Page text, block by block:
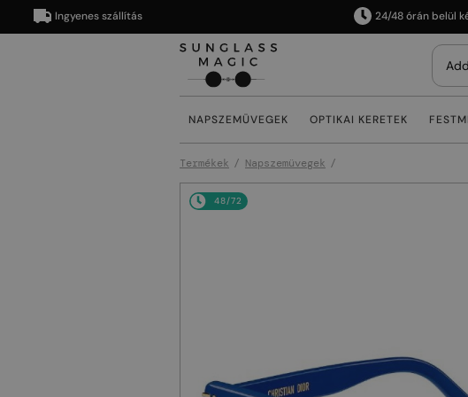
Ingyenes szállítás 24/48 órán belül
NAPSZEMÜVEGEK OPTIKAI KERETEK
Termékek Napszemüvegek
48/72